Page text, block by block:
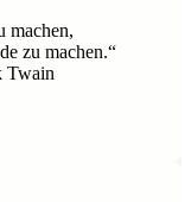
machen,
zu machen.“